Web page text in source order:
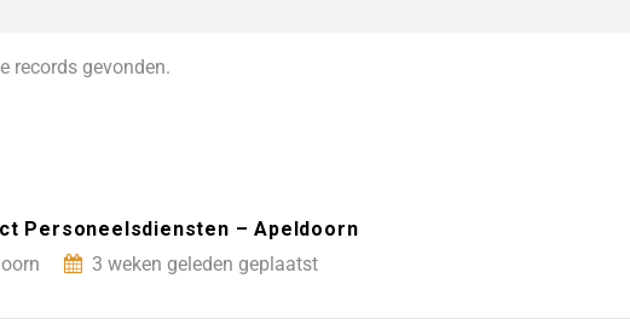
records gevonden.
Personeelsdiensten – Apeldoorn
3 weken geleden geplaatst